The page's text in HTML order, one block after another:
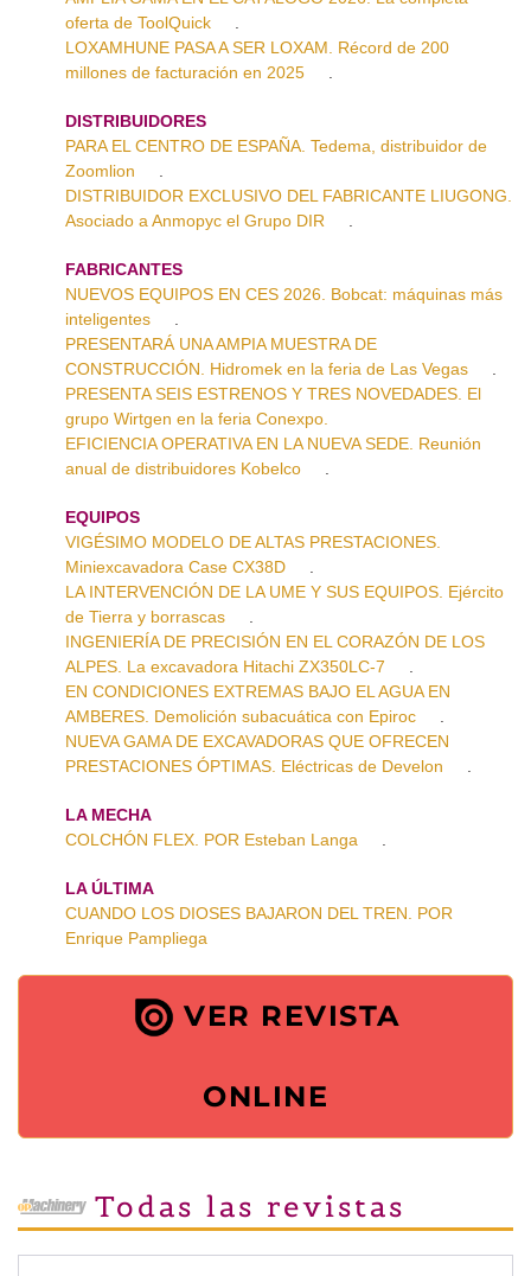
oferta de ToolQuick
LOXAMHUNE PASA A SER LOXAM. Récord de 200
millones de facturación en 2025
DISTRIBUIDORES
PARA EL CENTRO DE ESPAÑA. Tedema, distribuidor de
Zoomlion
DISTRIBUIDOR EXCLUSIVO DEL FABRICANTE LIUGONG.
Asociado a Anmopyc el Grupo DIR
FABRICANTES
NUEVOS EQUIPOS EN CES 2026. Bobcat: máquinas más
inteligentes
PRESENTARÁ UNA AMPIA MUESTRA DE
CONSTRUCCIÓN. Hidromek en la feria de Las Vegas
PRESENTA SEIS ESTRENOS Y TRES NOVEDADES. El
grupo Wirtgen en la feria Conexpo.
EFICIENCIA OPERATIVA EN LA NUEVA SEDE. Reunión
anual de distribuidores Kobelco
EQUIPOS
VIGÉSIMO MODELO DE ALTAS PRESTACIONES.
Miniexcavadora Case CX38D
LA INTERVENCIÓN DE LA UME Y SUS EQUIPOS. Ejército
de Tierra y borrascas
INGENIERÍA DE PRECISIÓN EN EL CORAZÓN DE LOS
ALPES. La excavadora Hitachi ZX350LC-7
EN CONDICIONES EXTREMAS BAJO EL AGUA EN
AMBERES. Demolición subacuática con Epiroc
NUEVA GAMA DE EXCAVADORAS QUE OFRECEN
PRESTACIONES ÓPTIMAS. Eléctricas de Develon
LA MECHA
COLCHÓN FLEX. POR Esteban Langa
LA ÚLTIMA
CUANDO LOS DIOSES BAJARON DEL TREN. POR
Enrique Pampliega
VER REVISTA
ONLINE
Todas las revistas